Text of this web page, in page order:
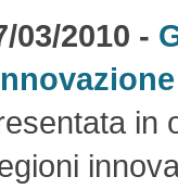
03/2010 -
in